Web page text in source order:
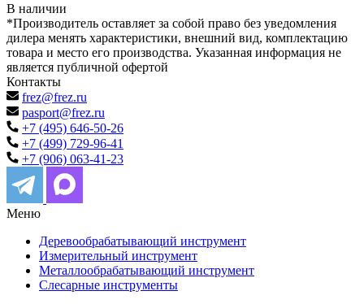
В наличии
*Производитель оставляет за собой право без уведомления
дилера менять характеристики, внешний вид, комплектацию
товара и место его производства. Указанная информация не
является публичной офертой
Контакты
frez@frez.ru
pasport@frez.ru
+7 (495) 646-50-26
+7 (499) 729-96-41
+7 (906) 063-41-23
Меню
Деревообрабатывающий инструмент
Измерительный инструмент
Металлообрабатывающий инструмент
Слесарные инструменты